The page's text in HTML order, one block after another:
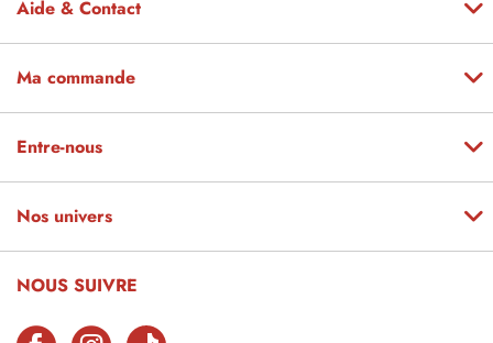
Aide & Contact
Ma commande
Entre-nous
Nos univers
NOUS SUIVRE